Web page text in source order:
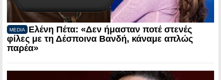
MEDIA
Ελένη Πέτα: «Δεν ήμασταν ποτέ στενές
φίλες με τη Δέσποινα Βανδή, κάναμε απλώς
παρέα»